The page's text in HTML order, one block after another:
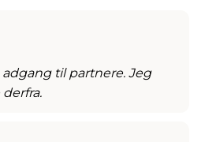
til partnere. Jeg